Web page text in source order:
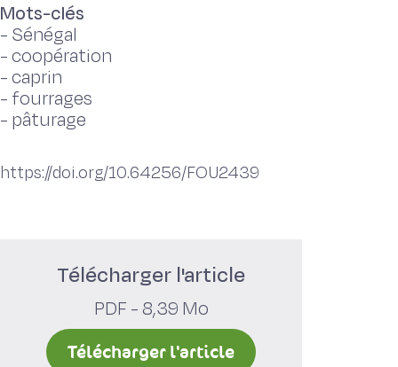
Mots-clés
- Sénégal
-coopération
-caprin
- fourrages
- pâturage
https://doi.org/10.64256/FOU2439
Télécharger l'article
PDF - 8,39 Mo
Télécharger l'article